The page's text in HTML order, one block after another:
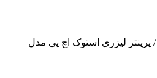
/ پرینتر لیزری استوک اچ پی مدل